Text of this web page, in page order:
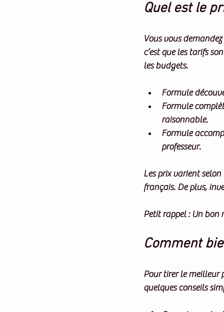
Quel est le
Vous vous
c’est que les tarifs
les budgets.
Formule
Formule
raisonnable.
Formule
professeur.
Les prix varient
français. De plus,
Petit rappel : Un bon
Comment
Pour tirer le meilleur
quelques conseils